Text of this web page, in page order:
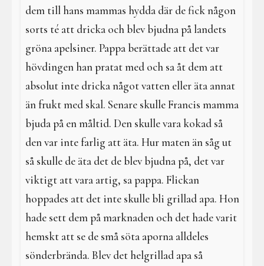
dem till hans mammas hydda där de fick någon
sorts té att dricka och blev bjudna på landets
gröna apelsiner. Pappa berättade att det var
hövdingen han pratat med och sa åt dem att
absolut inte dricka något vatten eller äta annat
än frukt med skal. Senare skulle Francis mamma
bjuda på en måltid. Den skulle vara kokad så
den var inte farlig att äta. Hur maten än såg ut
så skulle de äta det de blev bjudna på, det var
viktigt att vara artig, sa pappa. Flickan
hoppades att det inte skulle bli grillad apa. Hon
hade sett dem på marknaden och det hade varit
hemskt att se de små söta aporna alldeles
sönderbrända. Blev det helgrillad apa så